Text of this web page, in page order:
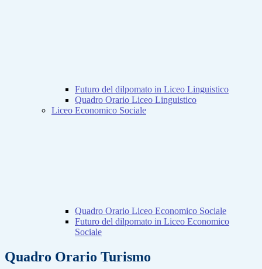
Futuro del dilpomato in Liceo Linguistico
Quadro Orario Liceo Linguistico
Liceo Economico Sociale
Quadro Orario Liceo Economico Sociale
Futuro del dilpomato in Liceo Economico
Sociale
Quadro Orario Turismo